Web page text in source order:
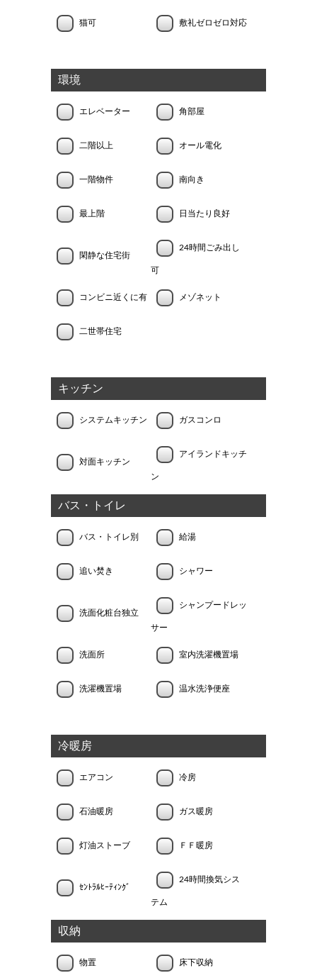
猫可 敷礼ゼロゼロ対応
環境
エレベーター 角部屋
二階以上 オール電化
一階物件 南向き
最上階 日当たり良好
閑静な住宅街
24時間ごみ出し
可
コンビニ近くに有 メゾネット
二世帯住宅
キッチン
システムキッチン ガスコンロ
対面キッチン
アイランドキッチ
ン
バス・トイレ
バス・トイレ別 給湯
追い焚き シャワー
洗面化粧台独立
シャンプードレッ
サー
洗面所 室内洗濯機置場
洗濯機置場 温水洗浄便座
冷暖房
エアコン 冷房
石油暖房 ガス暖房
灯油ストーブ ＦＦ暖房
ｾﾝﾄﾗﾙﾋｰﾃｨﾝｸﾞ
24時間換気シス
テム
収納
物置 床下収納